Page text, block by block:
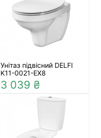
Унітаз підвісний DELFI
K11-0021-EX8
3 039 ₴